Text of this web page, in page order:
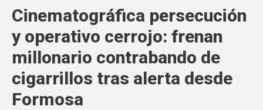
Cinematográfica persecución
y operativo cerrojo: frenan
millonario contrabando de
cigarrillos tras alerta desde
Formosa